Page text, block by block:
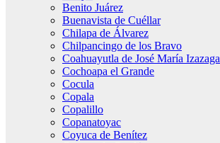
Benito Juárez
Buenavista de Cuéllar
Chilapa de Álvarez
Chilpancingo de los Bravo
Coahuayutla de José María Izazaga
Cochoapa el Grande
Cocula
Copala
Copalillo
Copanatoyac
Coyuca de Benítez